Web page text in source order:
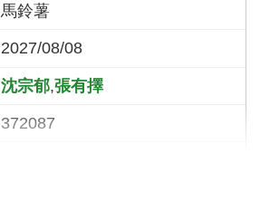
馬鈴薯
2027/08/08
沈宗郁,張有擇
372087